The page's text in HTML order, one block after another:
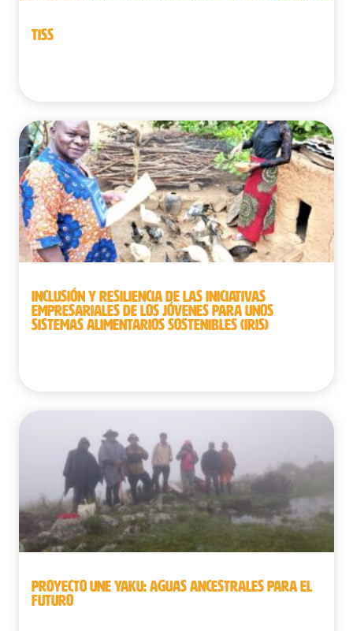
TISS
INCLUSIÓN Y RESILIENCIA DE LAS INICIATIVAS
EMPRESARIALES DE LOS JÓVENES PARA UNOS
SISTEMAS ALIMENTARIOS SOSTENIBLES (IRIS)
PROYECTO UNE YAKU: AGUAS ANCESTRALES PARA EL
FUTURO